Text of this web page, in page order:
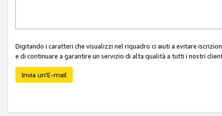
Digitando i caratteri che visualizzi nel riquadro ci aiuti a evitare
e di continuare a garantire un servizio di alta qualità a tutti i nostri
Invia un'E-mail